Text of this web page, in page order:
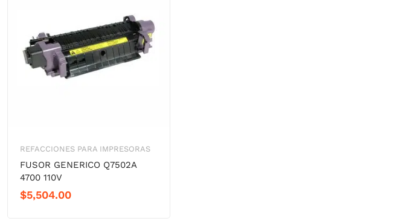
REFACCIONES PARA IMPRESORAS
FUSOR GENERICO Q7502A
4700 110V
$5,504.00